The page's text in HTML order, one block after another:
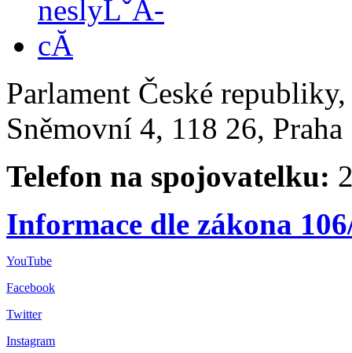
Parlament České
Sněmovní 4, 118 26,
Telefon na spojovatelku:
Informace dle zákona
YouTube
Facebook
Twitter
Instagram